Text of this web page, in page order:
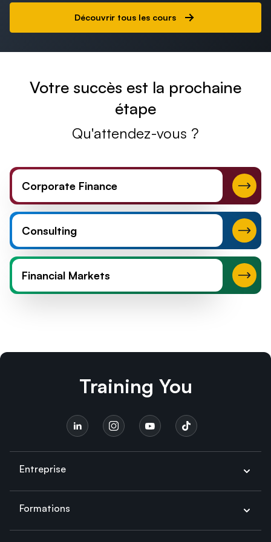
Volatilité
1h30
Corrélation
Découvrir tous les cours
Votre succès est la prochaine
étape
Qu'attendez-vous ?
Corporate Finance
Consulting
Financial Markets
Training You
Entreprise
Formations